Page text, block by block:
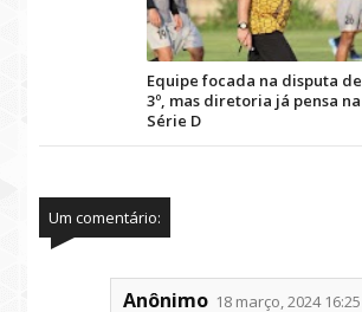
Equipe focada na disputa de
3º, mas diretoria já pensa na
Série D
Um comentário:
Anônimo 18 março, 2024 16:25